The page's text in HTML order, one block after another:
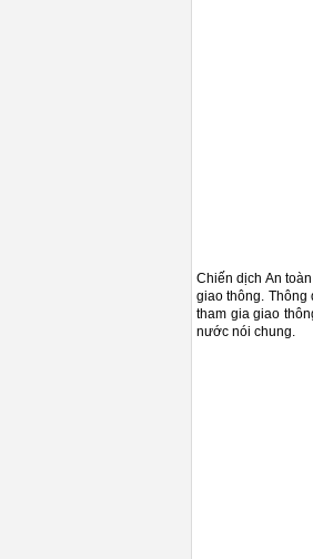
Chiến dịch An
giao thông. Thông
tham gia giao
nước nói chung.